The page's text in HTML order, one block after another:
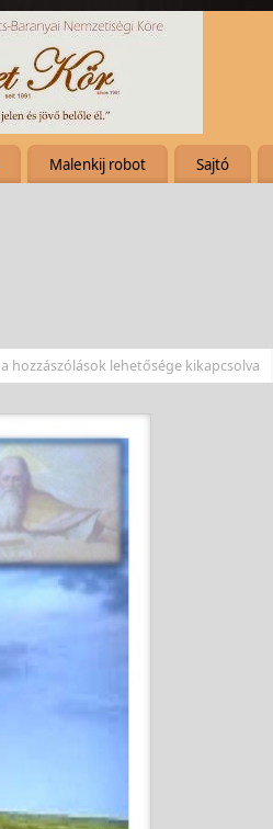
Malenkij robot Sajtó
a hozzászólások lehetősége kikapcsolva